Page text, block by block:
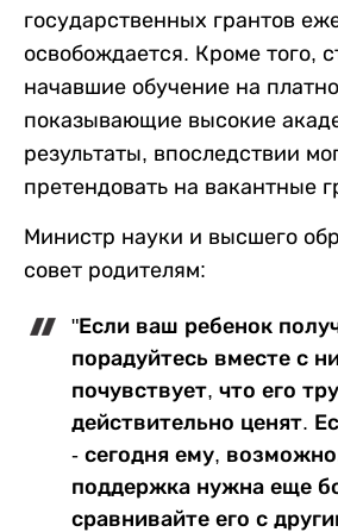
государственных грантов
освобождается. Кроме того,
начавшие обучение на
показывающие высокие
результаты, впоследствии
претендовать на вакантные
Министр науки и высшего
совет родителям:
"Если ваш ребенок
порадуйтесь вместе с
почувствует, что его
действительно ценят.
- сегодня ему,
поддержка нужна еще
сравнивайте его с